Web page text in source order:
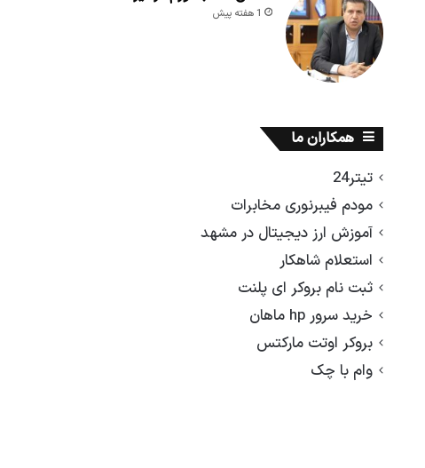
1 هفته پیش
همکاران ما
تیتر24
مودم فیبرنوری مخابرات
آموزش ارز دیجیتال در مشهد
استعلام شاهکار
ثبت نام بروکر ای پلنت
خرید سرور hp ماهان
بروکر اوتت مارکتس
وام با چک